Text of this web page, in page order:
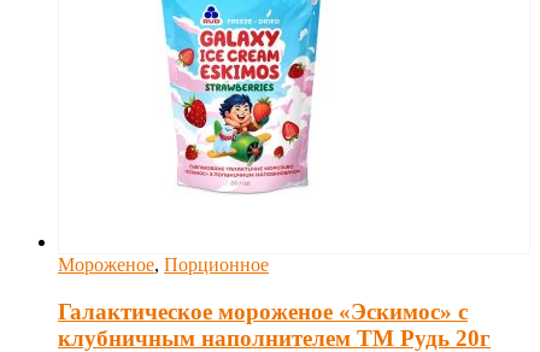
Мороженое, Порционное
Галактическое мороженое «Эскимос» с
клубничным наполнителем ТМ Рудь 20г